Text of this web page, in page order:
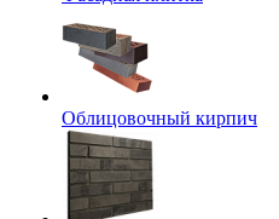
Облицовочный кирпич